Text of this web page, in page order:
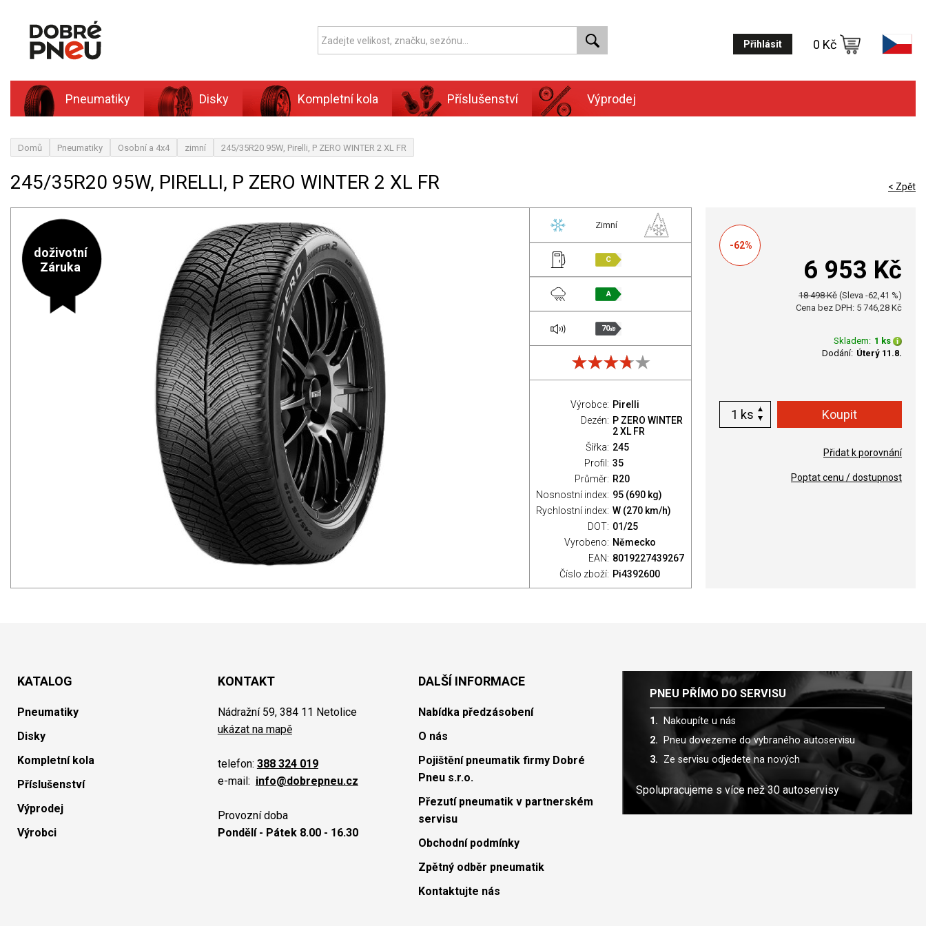
Přihlásit 0 Kč
Pneumatiky Disky Kompletní kola Příslušenství Výprodej
Domů Pneumatiky Osobní a 4x4 zimní 245/35R20 95W, Pirelli, P ZERO WINTER 2 XL FR
245/35R20 95W, PIRELLI, P ZERO WINTER 2 XL FR < Zpět
doživotní
Záruka
Zimní
C
A
70dB
Výrobce: Pirelli
Dezén: P ZERO WINTER
2 XL FR
Šířka: 245
Profil: 35
Průměr: R20
Nosnostní index: 95 (690 kg)
Rychlostní index: W (270 km/h)
DOT: 01/25
Vyrobeno: Německo
EAN: 8019227439267
Číslo zboží: Pi4392600
-62%
6 953 Kč
18 498 Kč (Sleva -62,41 %)
Cena bez DPH: 5 746,28 Kč
Skladem: 1 ks
Dodání: Úterý 11.8.
ks
Přidat k porovnání
Poptat cenu / dostupnost
KATALOG
Pneumatiky
Disky
Kompletní kola
Příslušenství
Výprodej
Výrobci
KONTAKT
Nádražní 59, 384 11 Netolice
ukázat na mapě
telefon: 388 324 019
e-mail: info@dobrepneu.cz
Provozní doba
Pondělí - Pátek 8.00 - 16.30
DALŠÍ INFORMACE
Nabídka předzásobení
O nás
Pojištění pneumatik firmy Dobré
Pneu s.r.o.
Přezutí pneumatik v partnerském
servisu
Obchodní podmínky
Zpětný odběr pneumatik
Kontaktujte nás
PNEU PŘÍMO DO SERVISU
Nakoupíte u nás
Pneu dovezeme do vybraného autoservisu
Ze servisu odjedete na nových
Spolupracujeme s více než 30 autoservisy